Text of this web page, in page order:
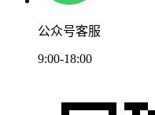
公众号客服
9:00-18:00